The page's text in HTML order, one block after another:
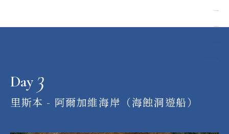
Day 3
里斯本 - 阿爾加維海岸（海蝕洞遊船）